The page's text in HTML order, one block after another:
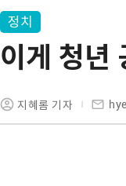
정치
이게 청년
지혜롬 기자